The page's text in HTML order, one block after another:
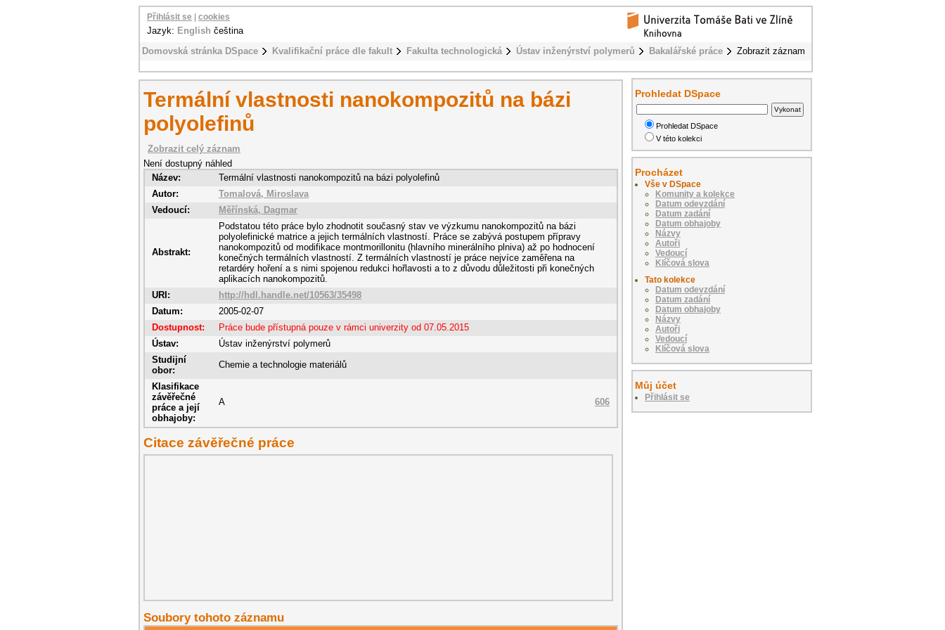
Domovská stránka DSpace Kvalifikační práce dle fakult Fakulta technologická Ústav inženýrství polymerů Bakalářské práce Zobrazit záznam
Přihlásit se cookies
Jazyk: English čeština
Termální vlastnosti nanokompozitů na bázi
polyolefinů
Zobrazit celý záznam
Není dostupný náhled
Název:
Termální vlastnosti nanokompozitů na bázi polyolefinů
Autor:
Tomalová, Miroslava
Vedoucí:
Měřínská, Dagmar
Abstrakt:
Podstatou této práce bylo zhodnotit současný stav ve výzkumu nanokompozitů na bázi
polyolefinické matrice a jejich termálních vlastností. Práce se zabývá postupem přípravy
nanokompozitů od modifikace montmorillonitu (hlavního minerálního plniva) až po hodnocení
konečných termálních vlastností. Z termálních vlastností je práce nejvíce zaměřena na
retardéry hoření a s nimi spojenou redukci hořlavosti a to z důvodu důležitosti při konečných
aplikacích nanokompozitů.
URI:
http://hdl.handle.net/10563/35498
Datum:
2005-02-07
Dostupnost:
Práce bude přístupná pouze v rámci univerzity od 07.05.2015
Ústav:
Ústav inženýrství polymerů
Studijní
obor:
Chemie a technologie materiálů
Klasifikace
závěřečné
práce a její
obhajoby:
A 606
Citace závěřečné práce
Soubory tohoto záznamu
Prohledat DSpace
Prohledat DSpace
V této kolekci
Procházet
Vše v DSpace
Komunity a kolekce
Datum odevzdání
Datum zadání
Datum obhajoby
Názvy
Autoři
Vedoucí
Klíčová slova
Tato kolekce
Datum odevzdání
Datum zadání
Datum obhajoby
Názvy
Autoři
Vedoucí
Klíčová slova
Můj účet
Přihlásit se